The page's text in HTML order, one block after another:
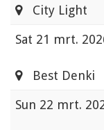
City Light
Sat 21 mrt.
Best Denki
Sun 22 mrt.